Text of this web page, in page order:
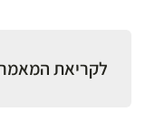
לקריאת